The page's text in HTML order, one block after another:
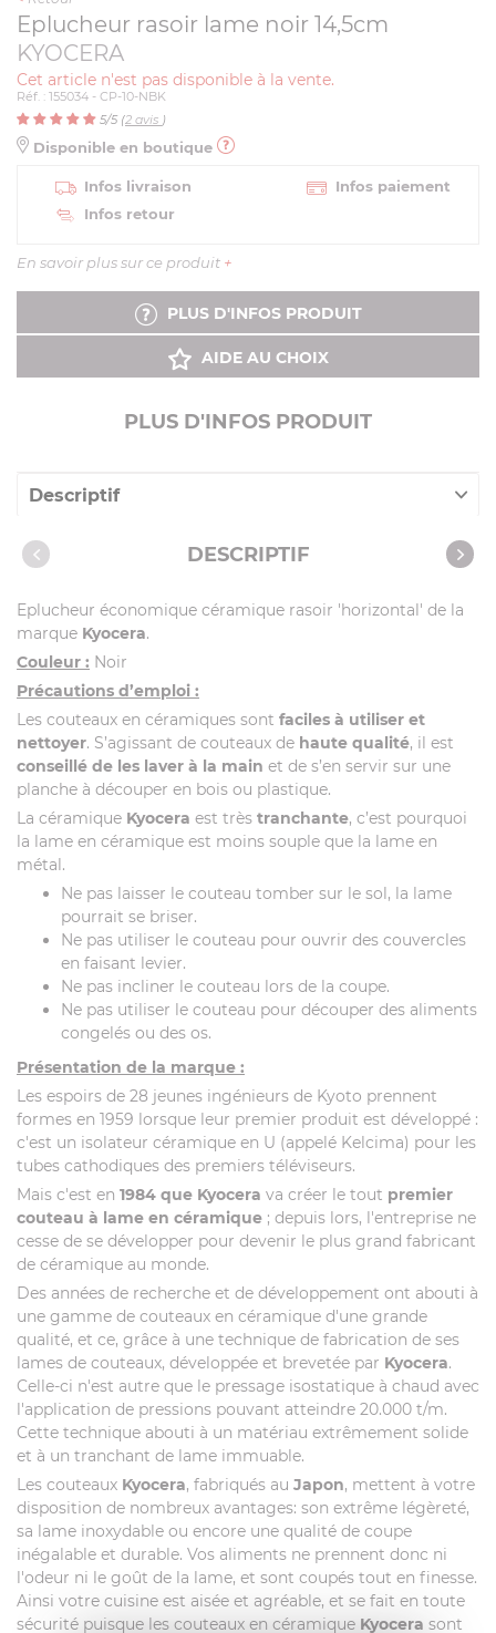
Eplucheur rasoir lame noir 14,5cm
KYOCERA
Cet article n'est pas disponible à la vente.
Réf. : 155034 - CP-10-NBK
5/5 (2 avis )
Disponible en boutique
Infos livraison
Infos paiement
Infos retour
En savoir plus sur ce produit +
PLUS D'INFOS PRODUIT
AIDE AU CHOIX
PLUS D'INFOS PRODUIT
Descriptif
Caractéristiques
Recettes avec cet article
DESCRIPTIF
Eplucheur économique céramique rasoir 'horizontal' de la
marque Kyocera.
Couleur : Noir
Précautions d’emploi :
Les couteaux en céramiques sont faciles à utiliser et
nettoyer. S’agissant de couteaux de haute qualité, il est
conseillé de les laver à la main et de s’en servir sur une
planche à découper en bois ou plastique.
La céramique Kyocera est très tranchante, c’est pourquoi
la lame en céramique est moins souple que la lame en
métal.
Ne pas laisser le couteau tomber sur le sol, la lame
pourrait se briser.
Ne pas utiliser le couteau pour ouvrir des couvercles
en faisant levier.
Ne pas incliner le couteau lors de la coupe.
Ne pas utiliser le couteau pour découper des aliments
congelés ou des os.
Présentation de la marque :
Les espoirs de 28 jeunes ingénieurs de Kyoto prennent
formes en 1959 lorsque leur premier produit est développé :
c'est un isolateur céramique en U (appelé Kelcima) pour les
tubes cathodiques des premiers téléviseurs.
Mais c'est en 1984 que Kyocera va créer le tout premier
couteau à lame en céramique ; depuis lors, l'entreprise ne
cesse de se développer pour devenir le plus grand fabricant
de céramique au monde.
Des années de recherche et de développement ont abouti à
une gamme de couteaux en céramique d'une grande
qualité, et ce, grâce à une technique de fabrication de ses
lames de couteaux, développée et brevetée par Kyocera.
Celle-ci n'est autre que le pressage isostatique à chaud avec
l'application de pressions pouvant atteindre 20.000 t/m.
Cette technique abouti à un matériau extrêmement solide
et à un tranchant de lame immuable.
Les couteaux Kyocera, fabriqués au Japon, mettent à votre
disposition de nombreux avantages: son extrême légèreté,
sa lame inoxydable ou encore une qualité de coupe
inégalable et durable. Vos aliments ne prennent donc ni
l'odeur ni le goût de la lame, et sont coupés tout en finesse.
Ainsi votre cuisine est aisée et agréable, et se fait en toute
sécurité puisque les couteaux en céramique Kyocera sont